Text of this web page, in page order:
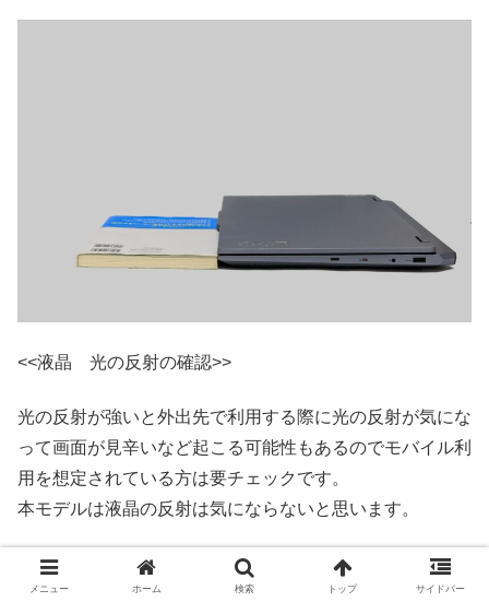
<<液晶 光の反射の確認>>
光の反射が強いと外出先で利用する際に光の反射が気にな
って画面が見辛いなど起こる可能性もあるのでモバイル利
用を想定されている方は要チェックです。
本モデルは液晶の反射は気にならないと思います。
・電源を入れていないとき
メニュー ホーム 検索 トップ サイドバー